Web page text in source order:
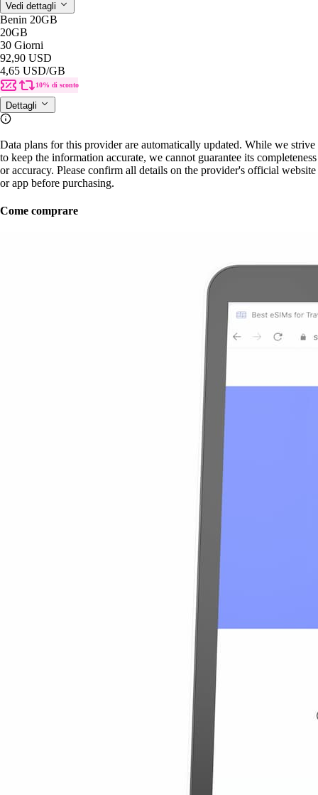
Vedi dettagli
Benin 20GB
20GB
30 Giorni
92,90 USD
4,65 USD/GB
10% di sconto
Dettagli
Data plans for this provider are automatically updated. While we strive
to keep the information accurate, we cannot guarantee its completeness
or accuracy. Please confirm all details on the provider's official website
or app before purchasing.
Come comprare